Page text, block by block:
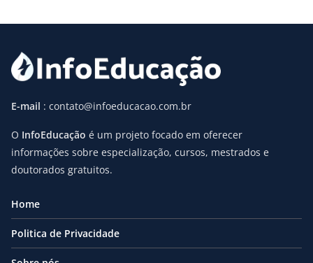
E-mail : contato@infoeducacao.com.br
O InfoEducação é um projeto focado em oferecer
informações sobre especialização, cursos, mestrados e
doutorados gratuitos.
Home
Politica de Privacidade